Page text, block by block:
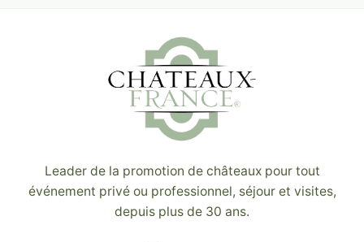
Leader de la promotion de châteaux pour tout
événement privé ou professionnel, séjour et visites,
depuis plus de 30 ans.